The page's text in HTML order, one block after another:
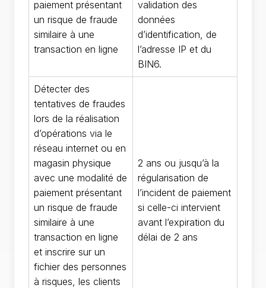
paiement présentant
un risque de fraude
similaire à une
transaction en ligne
validation des
données
d’identification, de
l’adresse IP et du
BIN6.
Détecter des
tentatives de fraudes
lors de la réalisation
d’opérations via le
réseau internet ou en
magasin physique
avec une modalité de
paiement présentant
un risque de fraude
similaire à une
transaction en ligne
et inscrire sur un
fichier des personnes
à risques, les clients
2 ans ou jusqu’à la
régularisation de
l’incident de paiement
si celle-ci intervient
avant l’expiration du
délai de 2 ans